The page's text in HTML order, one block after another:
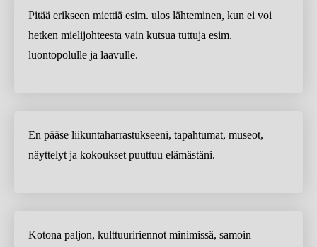
Pitää erikseen miettiä esim. ulos lähteminen, kun ei voi
hetken mielijohteesta vain kutsua tuttuja esim.
luontopolulle ja laavulle.
En pääse liikuntaharrastukseeni, tapahtumat, museot,
näyttelyt ja kokoukset puuttuu elämästäni.
Kotona paljon, kulttuuririennot minimissä, samoin